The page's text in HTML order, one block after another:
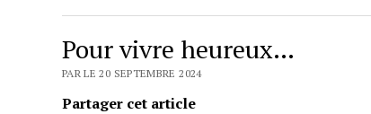
Pour vivre heureux…
PAR LE 20 SEPTEMBRE 2024
Partager cet article